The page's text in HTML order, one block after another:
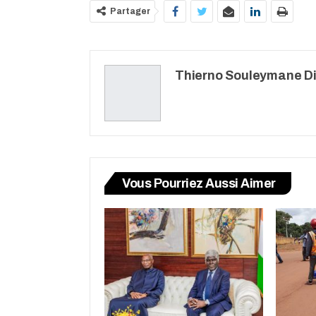
Partager
Thierno Souleymane
Vous Pourriez Aussi Aimer